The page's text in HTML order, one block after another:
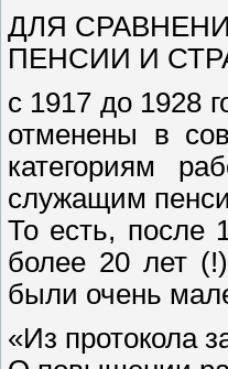
ДЛЯ
ПЕНСИИ И
с 1917 до 1928
отменены в
категориям
служащим
То есть, после
более 20 лет
были очень
«Из протокола